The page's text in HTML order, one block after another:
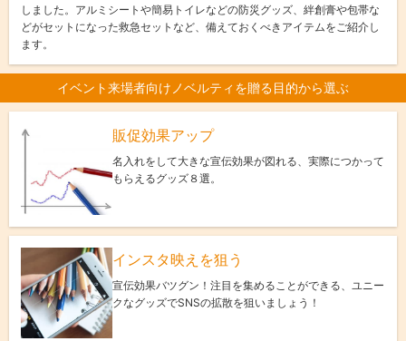
しました。アルミシートや簡易トイレなどの防災グッズ、絆創膏や包帯な
どがセットになった救急セットなど、備えておくべきアイテムをご紹介し
ます。
イベント来場者向けノベルティを贈る目的から選ぶ
販促効果アップ
名入れをして大きな宣伝効果が図れる、実際につかって
もらえるグッズ８選。
インスタ映えを狙う
宣伝効果バツグン！注目を集めることができる、ユニー
クなグッズでSNSの拡散を狙いましょう！